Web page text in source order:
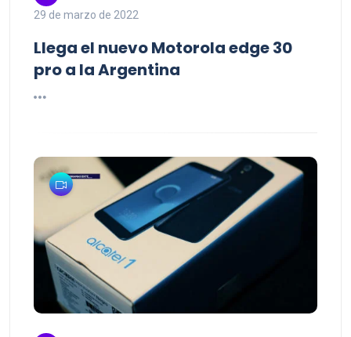
29 de marzo de 2022
Llega el nuevo Motorola edge 30
pro a la Argentina